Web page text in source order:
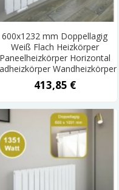
600x1232 mm Doppellagig
Weiß Flach Heizkörper
Paneelheizkörper Horizontal
Wandheizkörper
413,85 €